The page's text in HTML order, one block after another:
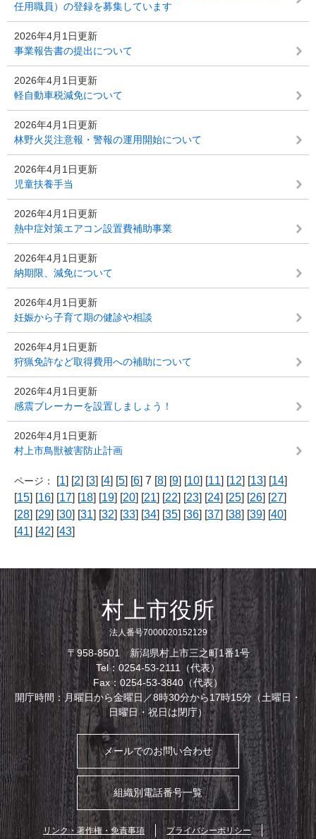
任用職員）の登録を募集しています
2026年4月1日更新
事業報告書の提出について
2026年4月1日更新
軽自動車税減免について
2026年4月1日更新
林野火災注意報・警報の運用開始について
2026年4月1日更新
児童扶養手当
2026年4月1日更新
熱中症対策エアコン設置費補助事業
2026年4月1日更新
納期限、減免について
2026年4月1日更新
妊娠から子育て期の健診や相談
2026年4月1日更新
狩猟免許など取得費用への補助について
2026年4月1日更新
感震ブレーカーを設置しましょう！
2026年4月1日更新
村上市鳥獣被害防止計画
ページ： [1] [2] [3] [4] [5] [6] 7 [8] [9] [10] [11] [12] [13] [14]
[15] [16] [17] [18] [19] [20] [21] [22] [23] [24] [25] [26] [27]
[28] [29] [30] [31] [32] [33] [34] [35] [36] [37] [38] [39] [40]
[41] [42] [43]
村上市役所
法人番号7000020152129
〒958-8501 新潟県村上市三之町1番1号
Tel：0254-53-2111（代表）
Fax：0254-53-3840（代表）
開庁時間：月曜日から金曜日／8時30分から17時15分（土曜日・
日曜日・祝日は閉庁）
メールでのお問い合わせ
組織別電話番号一覧
リンク・著作権・免責事項 プライバシーポリシー